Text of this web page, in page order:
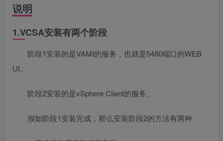
说明
1.VCSA安装有两个阶段
阶段1安装的是VAMI的服务，也就是5480端口的WEB
UI。
阶段2安装的是vSphere Client的服务。
假如阶段1安装完成，那么安装阶段2的方法有两种